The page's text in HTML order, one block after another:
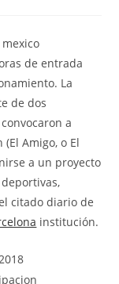
de entrada
La
de dos
a
Amigo, o El
a un proyecto
citado diario de
institución.